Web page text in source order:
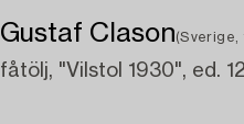
Gustaf Clason(Sverige,
fåtölj, "Vilstol 1930", ed.